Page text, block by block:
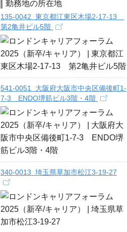
勤務地の所在地
135-0042 東京都江東区木場2-17-13
第2亀井ビル5階
541-0051 大阪府大阪市中央区備後町1-
7-3 ENDO堺筋ビル3階・4階
340-0013 埼玉県草加市松江3-19-27